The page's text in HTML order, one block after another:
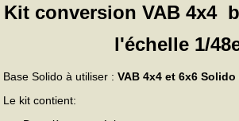
Kit conversion VAB 4x4
l'échelle 1/
Base Solido à utiliser : VAB 4x4 et 6x6 Solido
Le kit contient: